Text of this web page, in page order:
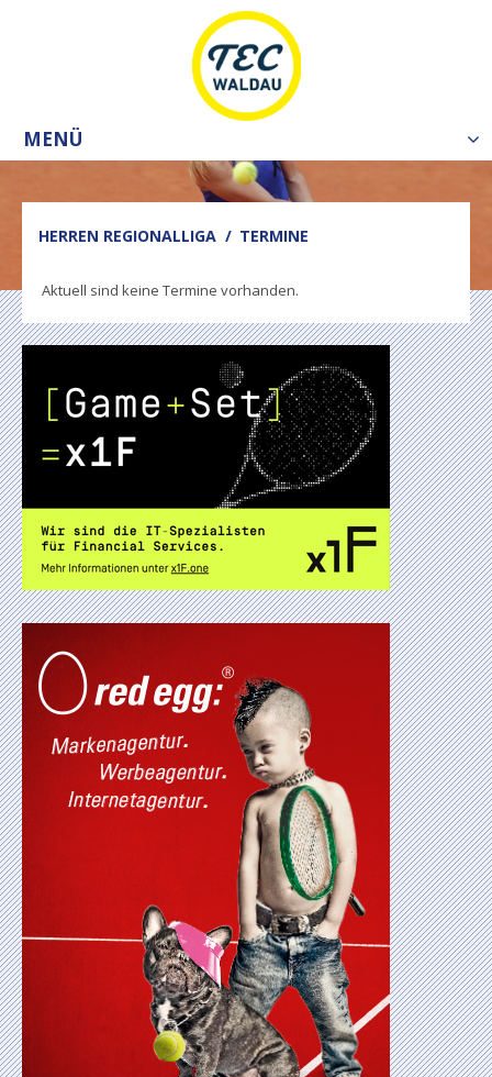
MENÜ
HERREN REGIONALLIGA TERMINE
Aktuell sind keine Termine vorhanden.